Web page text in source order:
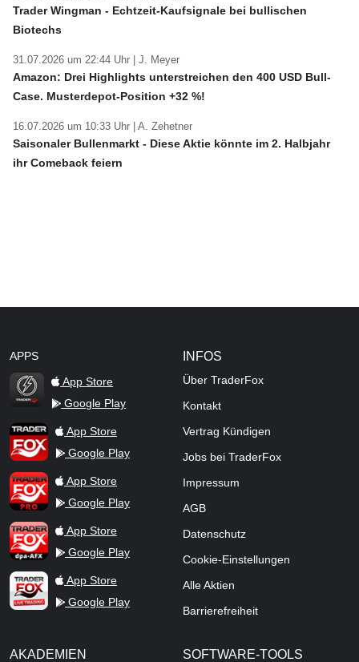
Trader Wingman - Echtzeit-Kaufsignale bei bullischen
Biotechs
31.07.2026 um 22:44 Uhr | J. Meyer
Amazon: Drei Highlights unterstreichen den 400 USD Bull-
Case. Musterdepot-Position +32 %!
16.07.2026 um 10:33 Uhr | A. Zehetner
Saisonaler Bullenmarkt - Diese Aktie könnte im 2. Halbjahr
ihr Comeback feiern
APPS
TraderFox Flash
App Store
Google Play
TraderFox AppApp Store
Google Play
TraderFox ProApp Store
Google Play
TraderFox dpa-AFX ProFeed
App Store
Google Play
TraderFox Live Trading
App Store
Google Play
INFOS
Über TraderFox
Kontakt
Vertrag Kündigen
Jobs bei TraderFox
Impressum
AGB
Datenschutz
Cookie-Einstellungen
Alle Aktien
Barrierefreiheit
AKADEMIEN SOFTWARE-TOOLS